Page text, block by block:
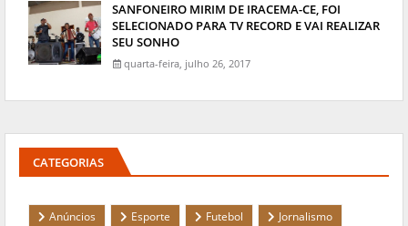
SANFONEIRO MIRIM DE IRACEMA-CE, FOI
SELECIONADO PARA TV RECORD E VAI REALIZAR
SEU SONHO
quarta-feira, julho 26, 2017
CATEGORIAS
Anúncios Esporte Futebol
Jornalismo